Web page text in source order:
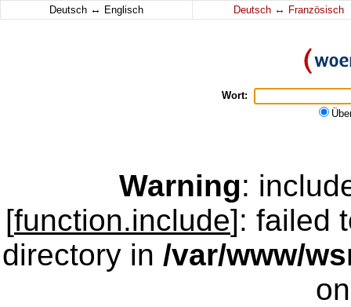
Deutsch ↔ Englisch Deutsch ↔ Französisch
Wort:
Warning:
[function.include]: failed
directory in /var/www/